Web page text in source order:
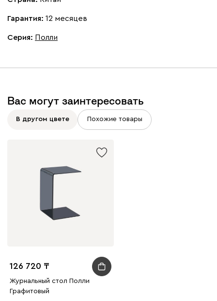
Гарантия: 12 месяцев
Серия: Полли
Вас могут заинтересовать
В другом цвете Похожие товары
126 720
Журнальный стол Полли
Графитовый